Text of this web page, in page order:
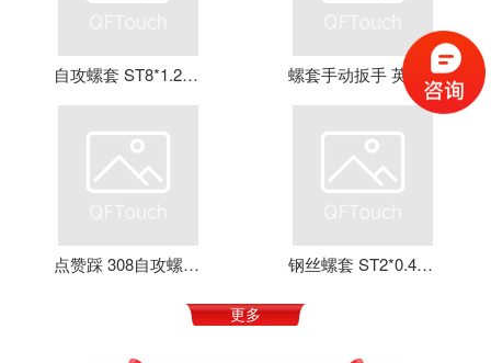
自攻螺套 ST8*1.25*16 钢丝螺套 牙套 护套 元亨机械
点赞踩 308自攻螺套 元亨机械 铝合金 不锈钢 可定制 加强螺纹 钢丝螺套 ST2*0.4*4 丝套 钢丝牙套 护套 元亨机械
更多